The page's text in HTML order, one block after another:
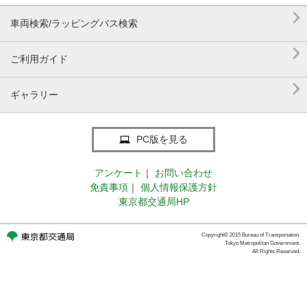
車両検索/ラッピングバス検索 
ご利用ガイド 
ギャラリー 
PC版を見る
アンケート ｜
お問い合わせ
免責事項 ｜
個人情報保護方針
東京都交通局HP
Copyright© 2015 Bureau of Transportation.
Tokyo Metropolitan Government.
All Rights Reserved.